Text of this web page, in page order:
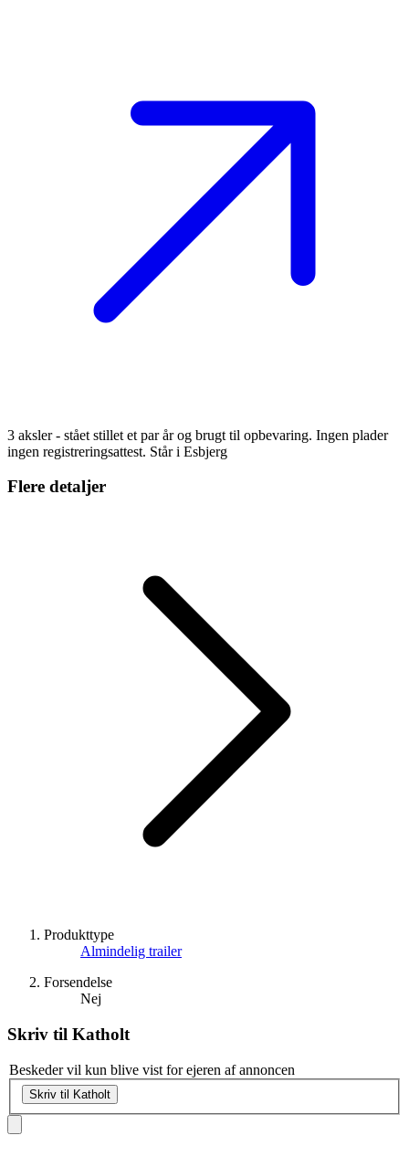
3 aksler - stået stillet et par år og brugt til opbevaring. Ingen plader
ingen registreringsattest. Står i Esbjerg
Flere detaljer
Produkttype
Almindelig trailer
Forsendelse
Nej
Skriv til Katholt
Beskeder vil kun blive vist for ejeren af annoncen
Skriv til Katholt